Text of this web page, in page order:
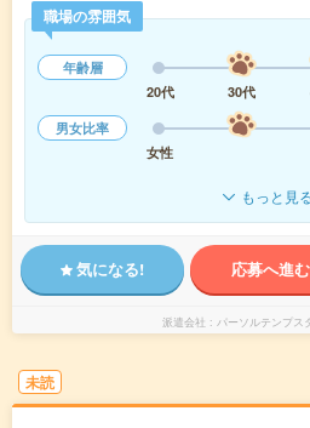
職場の雰囲気
年齢層
20代
30代
男女比率
女性
もっと見
気になる! 応募へ進む
派遣会社 パーソルテンプス
未読